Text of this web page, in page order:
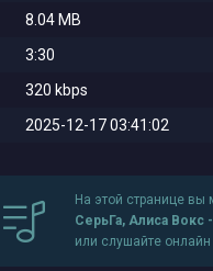
8.04 MB
3:30
320 kbps
2025-12-17 03:41:02
На этой странице вы
СерьГа, Алиса Вокс
или слушайте